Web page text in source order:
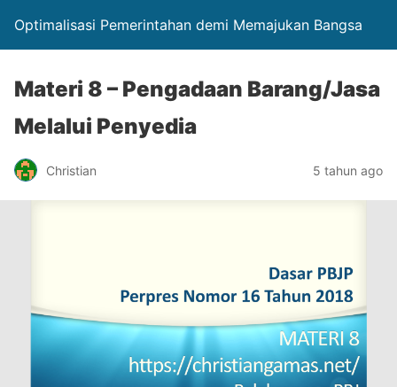
Optimalisasi Pemerintahan demi Memajukan Bangsa
Materi 8 – Pengadaan Barang/Jasa
Melalui Penyedia
Christian 5 tahun ago